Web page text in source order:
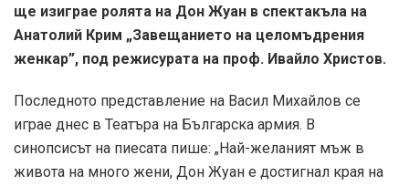
ще изиграе ролята на Дон Жуан в спектакъла на
Анатолий Крим „Завещанието на целомъдрения
женкар”, под режисурата на проф. Ивайло Христов.
Последното представление на Васил Михайлов се
играе днес в Театъра на Българска армия. В
синопсисът на пиесата пише: „Най-желаният мъж в
живота на много жени, Дон Жуан е достигнал края на